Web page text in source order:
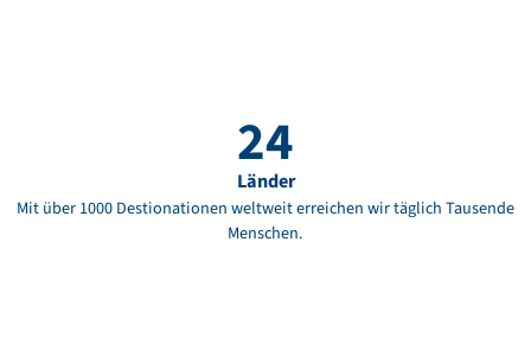
24
Länder
Mit über 1000 Destionationen weltweit erreichen wir täglich Tausende
Menschen.